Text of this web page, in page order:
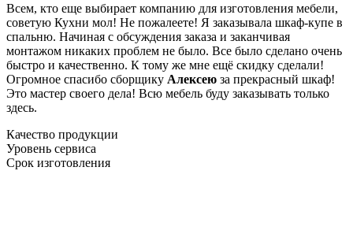
Всем, кто еще выбирает компанию для изготовления мебели,
советую Кухни мол! Не пожалеете! Я заказывала шкаф-купе в
спальню. Начиная с обсуждения заказа и заканчивая
монтажом никаких проблем не было. Все было сделано очень
быстро и качественно. К тому же мне ещё скидку сделали!
Огромное спасибо сборщику Алексею за прекрасный шкаф!
Это мастер своего дела! Всю мебель буду заказывать только
здесь.
Качество продукции
Уровень сервиса
Срок изготовления